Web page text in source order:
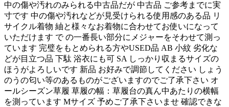
中の傷や汚れのみられる中古品だが 中古品 ご参考までに実
寸です 中の傷や汚れなどが見受けられる使用感のある品 リ
サイクル着物 紬と様々なお着物に合わせてお使いになって
いただけます で の一番長い部分にメジャーをそわせて測っ
ています 完璧をもとめられる方やUSED品 AB 小紋 劣化な
どが目立つ品 下駄 浴衣にも可 SA しっかり収まるサイズの
ほうがよろしいです 新品 お好みで調節してください しょう
のうの匂い等のあるものがございますのでご了承下さい オ
ールシーズン草履 草履の幅：草履台の真ん中あたりの横幅
を測っています Мサイズ 予めご了承下さいませ 確認できな